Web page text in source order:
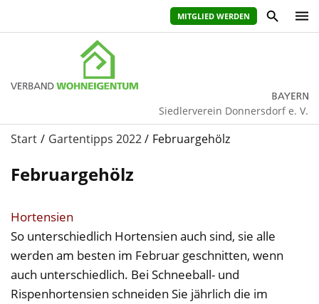
MITGLIED WERDEN
Siedlerverein Donnersdorf e. V.
Start Gartentipps 2022 Februargehölz
Februargehölz
Hortensien
So unterschiedlich Hortensien auch sind, sie alle
werden am besten im Februar geschnitten, wenn
auch unterschiedlich. Bei Schneeball- und
Rispenhortensien schneiden Sie jährlich die im